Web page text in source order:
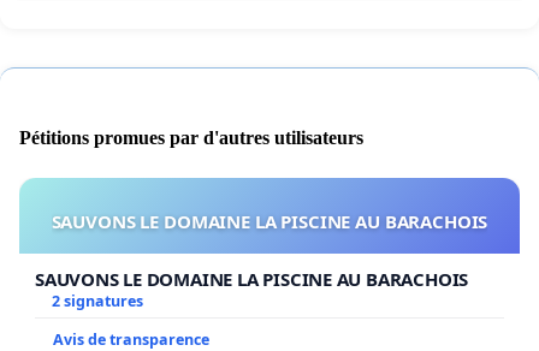
Pétitions promues par d'autres utilisateurs
SAUVONS LE DOMAINE LA PISCINE AU BARACHOIS
SAUVONS LE DOMAINE LA PISCINE AU BARACHOIS
2 signatures
Avis de transparence